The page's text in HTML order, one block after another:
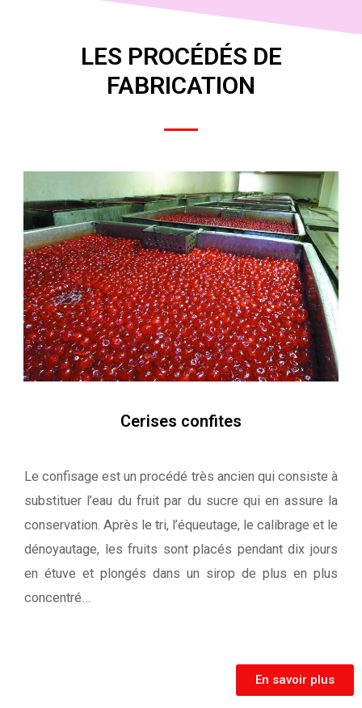
LES PROCÉDÉS DE
FABRICATION
Cerises confites
Le confisage est un procédé très ancien qui consiste à
substituer l’eau du fruit par du sucre qui en assure la
conservation. Après le tri, l’équeutage, le calibrage et le
dénoyautage, les fruits sont placés pendant dix jours
en étuve et plongés dans un sirop de plus en plus
concentré…
En savoir plus